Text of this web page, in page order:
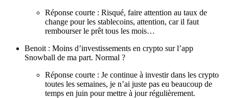
Réponse courte : Risqué, faire attention au taux de
change pour les stablecoins, attention, car il faut
rembourser le prêt tous les mois…
Benoit : Moins d’investissements en crypto sur l’app
Snowball de ma part. Normal ?
Réponse courte : Je continue à investir dans les crypto
toutes les semaines, je n’ai juste pas eu beaucoup de
temps en juin pour mettre à jour régulièrement.